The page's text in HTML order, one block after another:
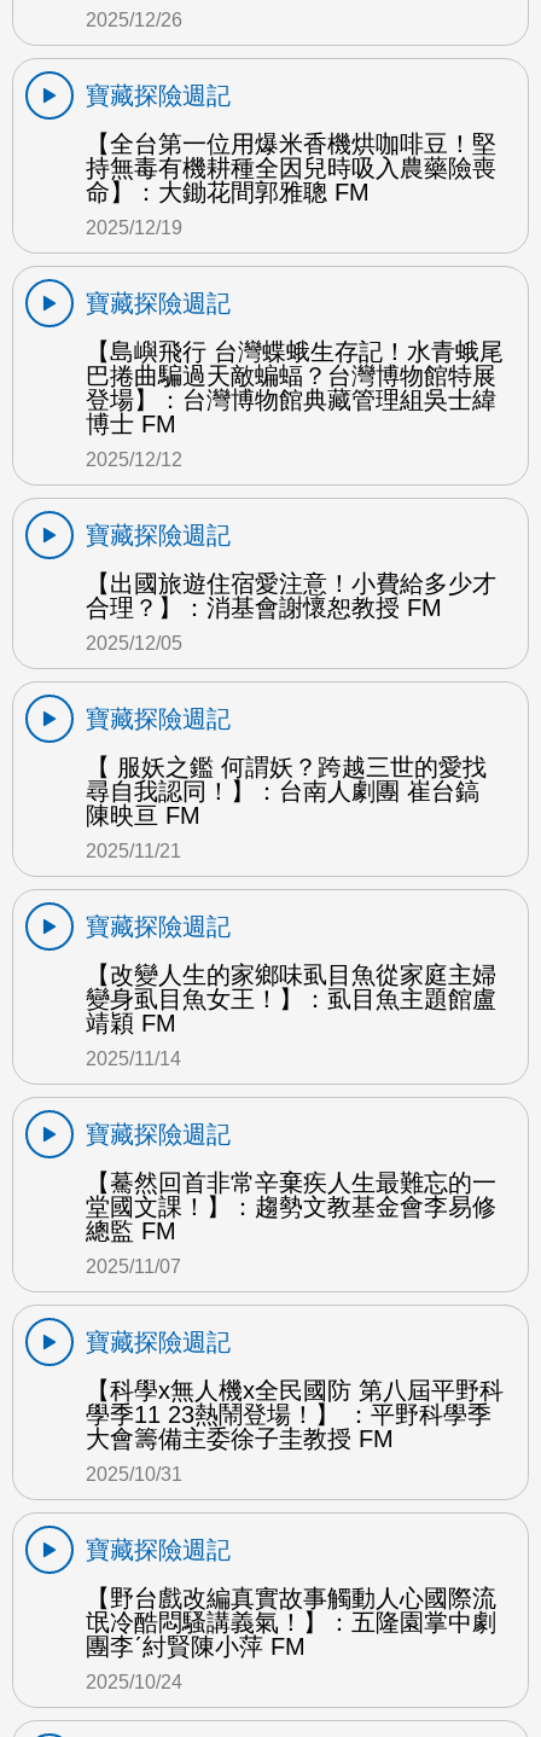
2025/12/26
寶藏探險週記
【全台第一位用爆米香機烘咖啡豆！堅
持無毒有機耕種全因兒時吸入農藥險喪
命】：大鋤花間郭雅聰 FM
2025/12/19
寶藏探險週記
【島嶼飛行 台灣蝶蛾生存記！水青蛾尾
巴捲曲騙過天敵蝙蝠？台灣博物館特展
登場】：台灣博物館典藏管理組吳士緯
博士 FM
2025/12/12
寶藏探險週記
【出國旅遊住宿愛注意！小費給多少才
合理？】：消基會謝懷恕教授 FM
2025/12/05
寶藏探險週記
【 服妖之鑑 何謂妖？跨越三世的愛找
尋自我認同！】：台南人劇團 崔台鎬
陳映亘 FM
2025/11/21
寶藏探險週記
【改變人生的家鄉味虱目魚從家庭主婦
變身虱目魚女王！】：虱目魚主題館盧
靖穎 FM
2025/11/14
寶藏探險週記
【驀然回首非常辛棄疾人生最難忘的一
堂國文課！】：趨勢文教基金會李易修
總監 FM
2025/11/07
寶藏探險週記
【科學x無人機x全民國防 第八屆平野科
學季11 23熱鬧登場！】 ：平野科學季
大會籌備主委徐子圭教授 FM
2025/10/31
寶藏探險週記
【野台戲改編真實故事觸動人心國際流
氓冷酷悶騷講義氣！】：五隆園掌中劇
團李ˊ紂賢陳小萍 FM
2025/10/24